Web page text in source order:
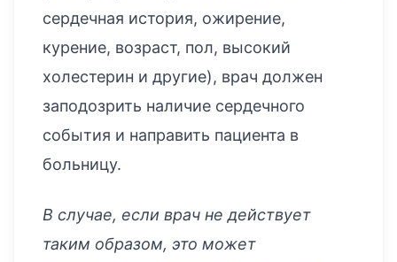
сердечная история, ожирение,
курение, возраст, пол, высокий
холестерин и другие), врач должен
заподозрить наличие сердечного
события и направить пациента в
больницу.
В случае, если врач не действует
таким образом, это может